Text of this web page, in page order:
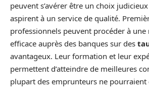
peuvent s’avérer être un choix
aspirent à un service de qualité.
professionnels peuvent procéder à une
efficace auprès des banques sur des
avantageux. Leur formation et leur
permettent d’atteindre de meilleures
plupart des emprunteurs ne pourraient